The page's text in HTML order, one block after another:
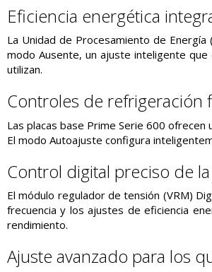
Eficiencia energética
La Unidad de Procesamiento de
modo Ausente, un ajuste inteligente
utilizan.
Controles de refrigeración
Las placas base Prime Serie 600
El modo Autoajuste configura
Control digital preciso de
El módulo regulador de tensión (VRM)
frecuencia y los ajustes de eficiencia
rendimiento.
Ajuste avanzado para los